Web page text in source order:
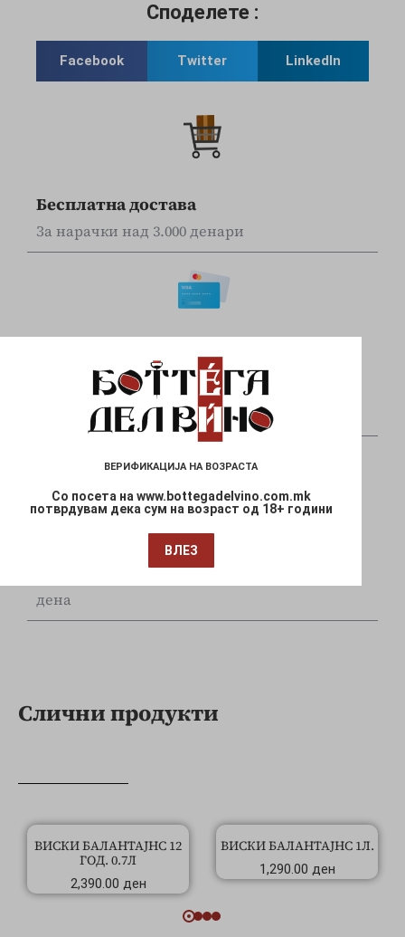
Споделете :
Facebook Twitter LinkedIn
Бесплатна достава
За нарачки над 3.000 денари
Online наплата
Плаќајте сигурно и безбедно со вашите Visa
и Mastercard
дена
Слични продукти
ВИСКИ БАЛАНТАЈНС 12
ГОД. 0.7Л
2,390.00 ден
ВИСКИ БАЛАНТАЈНС 1Л.
1,290.00 ден
ВЕРИФИКАЦИЈА НА ВОЗРАСТА
Со посета на www.bottegadelvino.com.mk
потврдувам дека сум на возраст од 18+ години
ВЛЕЗ